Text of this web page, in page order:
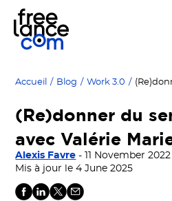
Accueil / Blog / Work 3.0 /
(Re)donner du
avec Valérie
Alexis Favre - 11 November 2022
Mis à jour le 4 June 2025